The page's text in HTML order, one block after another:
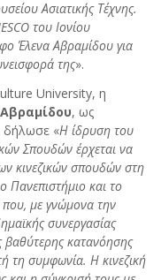
Ασιατικής Τέχνης.
του Ιονίου
Έλενα Αβραμίδου για
της».
University, η
, ως
δήλωσε «Η ίδρυση του
Σπουδών έρχεται να
κινεζικών σπουδών στη
Πανεπιστήμιο και το
με γνώμονα την
συνεργασίας
βαθύτερης κατανόησης
τη συμφωνία. Η κινεζική